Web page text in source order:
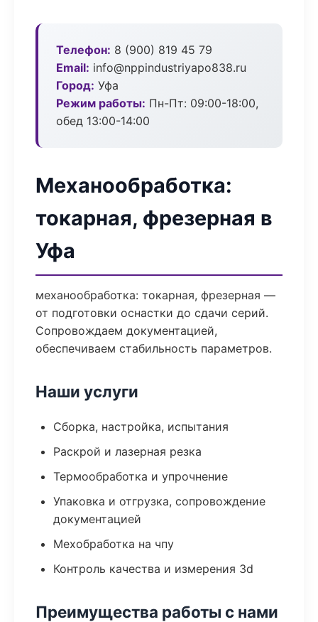
Телефон: 8 (900) 819 45 79
Email: info@nppindustriyapo838.ru
Город: Уфа
Режим работы: Пн-Пт: 09:00-18:00,
обед 13:00-14:00
Механообработка:
токарная, фрезерная в
Уфа
механообработка: токарная, фрезерная —
от подготовки оснастки до сдачи серий.
Сопровождаем документацией,
обеспечиваем стабильность параметров.
Наши услуги
Сборка, настройка, испытания
Раскрой и лазерная резка
Термообработка и упрочнение
Упаковка и отгрузка, сопровождение
документацией
Мехобработка на чпу
Контроль качества и измерения 3d
Преимущества работы с нами